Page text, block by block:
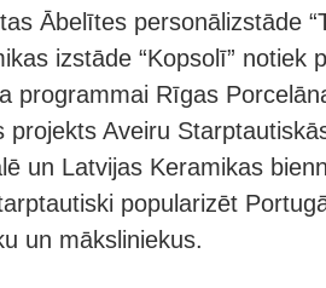
Ābelītes personālizstāde
izstāde “Kopsolī” notiek
programmai Rīgas
projekts Aveiru
un Latvijas Keramikas
popularizēt
un māksliniekus.